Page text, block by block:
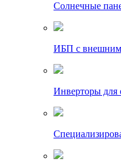
Солнечные
ИБП с
Инверторы для